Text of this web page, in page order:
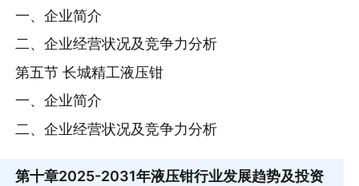
一、企业简介
二、企业经营状况及竞争力分析
第五节 长城精工液压钳
一、企业简介
二、企业经营状况及竞争力分析
第十章2025-2031年液压钳行业发展趋势及投资